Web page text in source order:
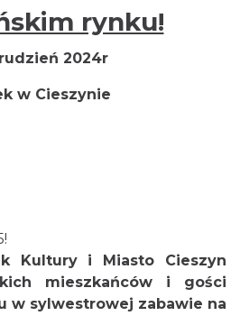
2026-08-14
rynku!
2024r
w Cieszynie
Kultury i Miasto Cieszyn
mieszkańców i gości
w sylwestrowej zabawie na